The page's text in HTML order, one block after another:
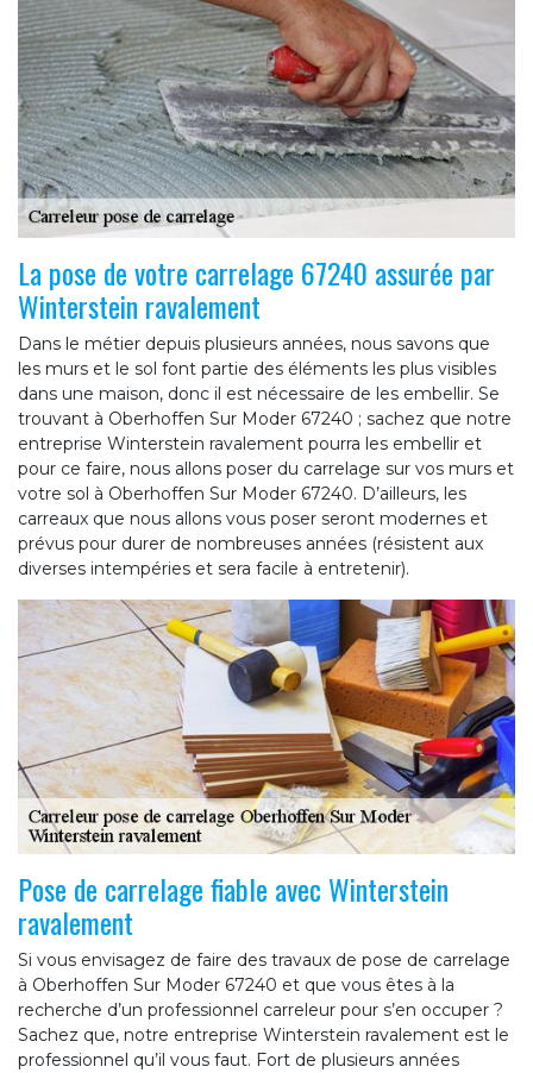
La pose de votre carrelage 67240 assurée par
Winterstein ravalement
Dans le métier depuis plusieurs années, nous savons que
les murs et le sol font partie des éléments les plus visibles
dans une maison, donc il est nécessaire de les embellir. Se
trouvant à Oberhoffen Sur Moder 67240 ; sachez que notre
entreprise Winterstein ravalement pourra les embellir et
pour ce faire, nous allons poser du carrelage sur vos murs et
votre sol à Oberhoffen Sur Moder 67240. D’ailleurs, les
carreaux que nous allons vous poser seront modernes et
prévus pour durer de nombreuses années (résistent aux
diverses intempéries et sera facile à entretenir).
Pose de carrelage fiable avec Winterstein
ravalement
Si vous envisagez de faire des travaux de pose de carrelage
à Oberhoffen Sur Moder 67240 et que vous êtes à la
recherche d’un professionnel carreleur pour s’en occuper ?
Sachez que, notre entreprise Winterstein ravalement est le
professionnel qu’il vous faut. Fort de plusieurs années